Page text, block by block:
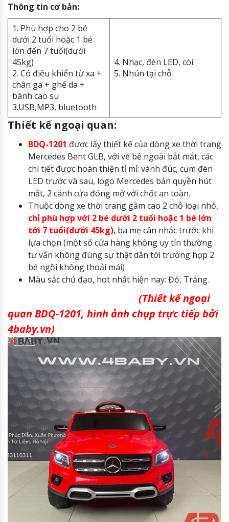
Thông tin cơ bản:
1. Phù hợp cho 2 bé
dưới 2 tuổi hoặc 1 bé
lớn đến 7 tuổi(dưới
45kg)
2. Có điều khiển từ xa +
chân ga + ghế da +
bánh cao su
3.USB,MP3, bluetooth
4. Nhạc, đèn LED, còi
5. Nhún tại chỗ
Thiết kế ngoại quan:
BDQ-1201 được lấy thiết kế của dòng xe thời trang
Mercedes Bent GLB, với vẻ bề ngoài bắt mắt, các
chi tiết được hoàn thiện tỉ mỉ: vành đúc, cụm đèn
LED trước và sau, logo Mercedes bản quyền hút
mắt, 2 cánh cửa đóng mở với chốt an toàn.
Thuộc dòng xe thời trang gầm cao 2 chỗ loại nhỏ,
chỉ phù hợp với 2 bé dưới 2 tuổi hoặc 1 bé lớn
tới 7 tuổi(dưới 45kg), ba mẹ cân nhắc trước khi
lựa chọn (một số cửa hàng không uy tín thường
tư vấn không đúng sự thật dẫn tới trường hợp 2
bé ngồi không thoải mái)
Màu sắc chủ đạo, hot nhất hiện nay: Đỏ, Trắng.
(Thiết kế ngoại
quan BDQ-1201, hình ảnh chụp trực tiếp bởi
4baby.vn)